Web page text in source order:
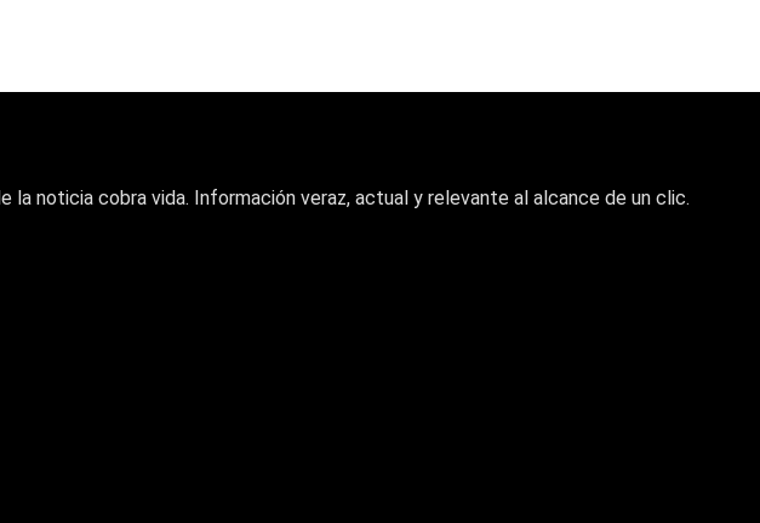
la noticia cobra vida. Información veraz, actual y relevante al alcance de un clic.